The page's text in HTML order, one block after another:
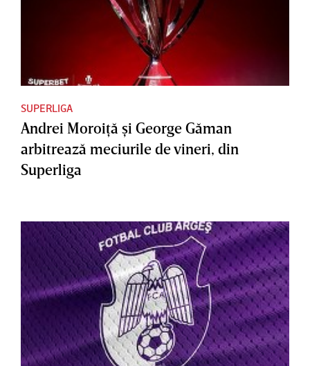
SUPERLIGA
Andrei Moroiţă şi George Găman
arbitrează meciurile de vineri, din
Superliga